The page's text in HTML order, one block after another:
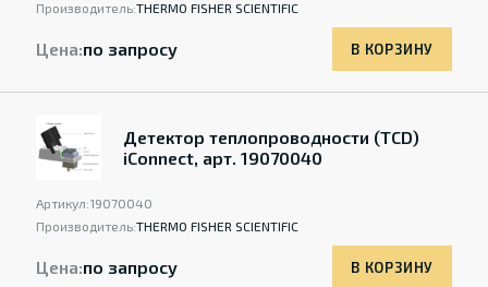
Производитель:THERMO FISHER SCIENTIFIC
Цена:по запросу В КОРЗИНУ
Детектор теплопроводности (TCD)
iConnect, арт. 19070040
Артикул:19070040
Производитель:THERMO FISHER SCIENTIFIC
Цена:по запросу В КОРЗИНУ